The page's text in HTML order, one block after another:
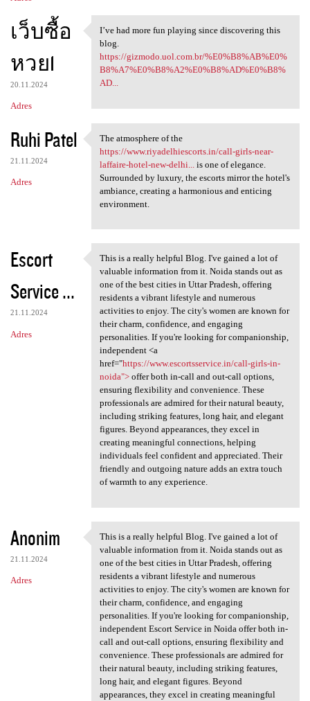
เว็บซื้อ
หวย1
20.11.2024
Adres
I’ve had more fun playing
I’ve had more fun playing since discovering this
blog.
https://gizmodo.uol.com.br/%E0%B8%AB%E0%
B8%A7%E0%B8%A2%E0%B8%AD%E0%B8%
AD...
Ruhi Patel
21.11.2024
Adres
The atmosphere of the https:
The atmosphere of the
https://www.riyadelhiescorts.in/call-girls-near-
laffaire-hotel-new-delhi...
is one of elegance.
Surrounded by luxury, the escorts mirror the hotel's
ambiance, creating a harmonious and enticing
environment.
Escort
Service ...
21.11.2024
Adres
This is a really helpful Blog
This is a really helpful Blog. I've gained a lot of
valuable information from it. Noida stands out as
one of the best cities in Uttar Pradesh, offering
residents a vibrant lifestyle and numerous
activities to enjoy. The city's women are known for
their charm, confidence, and engaging
personalities. If you're looking for companionship,
independent <a
href="https://www.escortsservice.in/call-girls-in-
noida">offer both in-call and out-call options,
ensuring flexibility and convenience. These
professionals are admired for their natural beauty,
including striking features, long hair, and elegant
figures. Beyond appearances, they excel in
creating meaningful connections, helping
individuals feel confident and appreciated. Their
friendly and outgoing nature adds an extra touch
of warmth to any experience.
Anonim
21.11.2024
Adres
This is a really helpful Blog
This is a really helpful Blog. I've gained a lot of
valuable information from it. Noida stands out as
one of the best cities in Uttar Pradesh, offering
residents a vibrant lifestyle and numerous
activities to enjoy. The city's women are known for
their charm, confidence, and engaging
personalities. If you're looking for companionship,
independent Escort Service in Noida offer both in-
call and out-call options, ensuring flexibility and
convenience. These professionals are admired for
their natural beauty, including striking features,
long hair, and elegant figures. Beyond
appearances, they excel in creating meaningful